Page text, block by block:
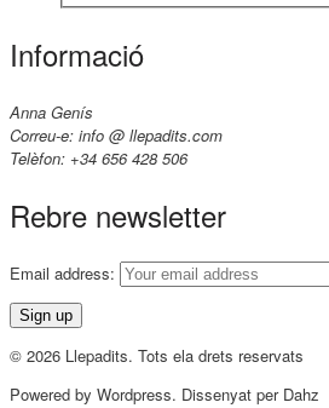
Informació
Anna Genís
Correu-e: info @ llepadits.com
Telèfon: +34 656 428 506
Rebre newsletter
Email address:
© 2026 Llepadits. Tots ela drets reservats
Powered by Wordpress. Dissenyat per Dahz